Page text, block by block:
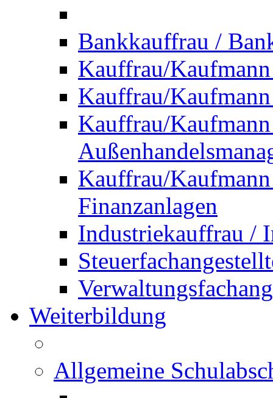
Bankkauffrau /
Kauffrau/
Kauffrau/
Kauffrau/
Kauffrau/
Finanzanlagen
Industriekauffrau /
Weiterbildung
Allgemeine